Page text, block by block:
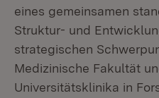
eines gemeinsamen
Struktur- und
strategischen
Medizinische Fakultät
Universitätsklinika in